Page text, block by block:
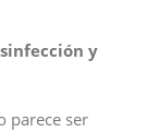
y
parece ser